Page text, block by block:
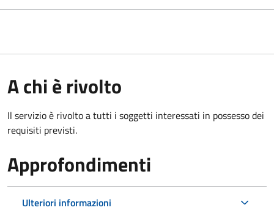
A chi è rivolto
Il servizio è rivolto a tutti i soggetti interessati in possesso dei
requisiti previsti.
Approfondimenti
Ulteriori informazioni